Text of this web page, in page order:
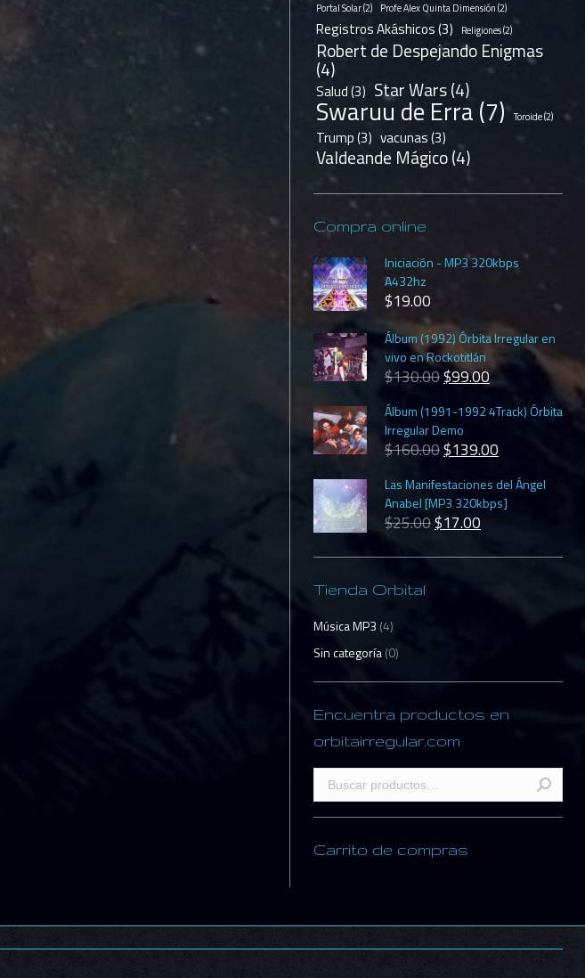
Portal Solar(2) Profe Alex Quinta Dimensión(2)
Registros Akáshicos(3) Religiones(2)
Robert de Despejando Enigmas
(4)
Salud(3) Star Wars(4)
Swaruu de Erra(7) Toroide(2)
Trump(3) vacunas(3)
Valdeande Mágico(4)
Compra online
Iniciación - MP3 320kbps
A432hz
$19.00
Álbum (1992) Órbita Irregular en
vivo en Rockotitlán
$130.00$99.00
Álbum (1991-1992 4Track) Órbita
Irregular Demo
$160.00$139.00
Las Manifestaciones del Ángel
Anabel [MP3 320kbps]
$25.00$17.00
Tienda Orbital
Música MP3 (4)
Sin categoría(0)
Encuentra productos en
orbitairregular.com
Carrito de compras